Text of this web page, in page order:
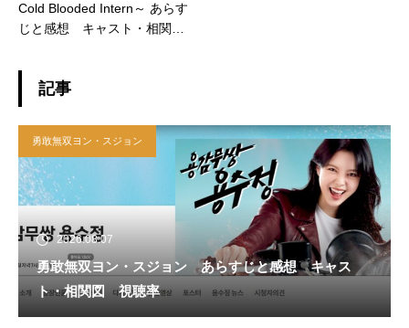
Cold Blooded Intern～ あらす
じと感想 キャスト・相関
記事
勇敢無双ヨン・スジョン
2026.08.07
勇敢無双ヨン・スジョン あらすじと感想 キャス
ト・相関図 視聴率